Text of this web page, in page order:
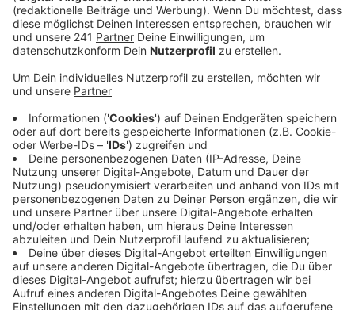
Unternehmens. Dem US-Amerikaner sei vor allem
wichtig, dass sich die Mitarbeiter verantwortlich
fühlen und den Willen haben, die Dinge so zu
machen, als sei es ihr eigenes Unternehmen.
Veröffentlicht:Donnerstag, 06.04.2023 10:35
Anzeige
Sich mit ihrem Job verbunden fühlen. Das sei nicht
immer so in großen Unternehmen. Zuletzt hatten
einige Investoren immer wieder die Aufspaltung des
Pharmariesen gefordert. In der Hoffnung, dass die
Aktienkurse steigen, wenn zum Beispiel das Geschäft
mit rezeptfreien Arzneimitteln abgetrennt wird.